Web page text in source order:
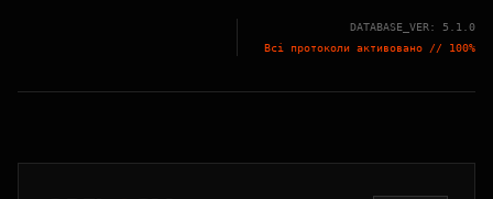
DATABASE_VER: 5.1.0
Всі протоколи активовано // 100%